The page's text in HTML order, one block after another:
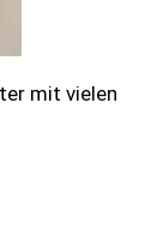
mit vielen